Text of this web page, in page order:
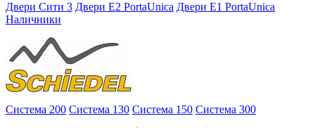
Двери Сити 3 Двери E2 PortaUnica Двери E1 PortaUnica
Наличники
Система 200 Система 130 Система 150 Система 300